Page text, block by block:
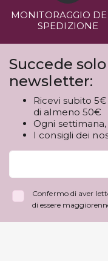
MONITORAGGIO
SPEDIZIONE
Succede
newsletter:
Ricevi subito
di almeno 50€
Ogni
I consigli dei
Confermo di aver
di essere